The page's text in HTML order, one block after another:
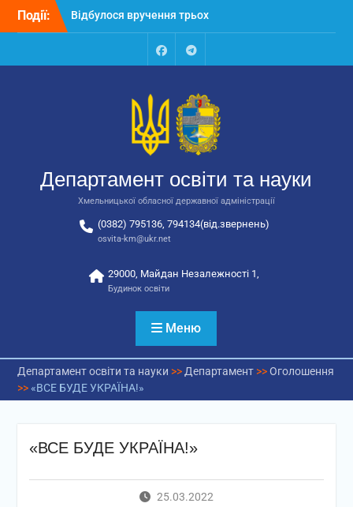
Перейти
Події:
Відбулося вручення трьох
автобусів для потреб
Відбулося засідання
освіти та науки обласної
державної адміністрації
Відбулась обласна
національно-патріотичне
виховання
FacebookTalegram
Департамент освіти та науки
Хмельницької обласної державної адміністрації
(0382) 795136, 794134(від.звернень)
osvita-km@ukr.net
29000, Майдан Незалежності 1,
Будинок освіти
Меню
Департамент освіти та науки >> Департамент>>Оголошення
>> «ВСЕ БУДЕ УКРАЇНА!»
«ВСЕ БУДЕ УКРАЇНА!»
25.03.2022